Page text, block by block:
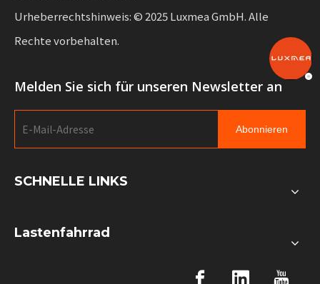
Urheberrechtshinweis: © 2025 Luxmea GmbH. Alle
Rechte vorbehalten.
Melden Sie sich für unseren Newsletter an
Abonnieren
SCHNELLE LINKS
Lastenfahrrad